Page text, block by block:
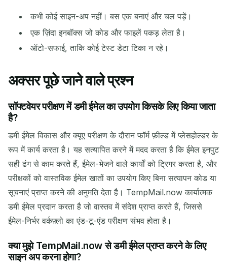
कभी कोई साइन-अप नहीं। बस एक बनाएं और चल पड़ें।
एक ज़िंदा इनबॉक्स जो कोड और फाइलें पकड़ लेता है।
ऑटो-सफाई, ताकि कोई टेस्ट डेटा टिका न रहे।
अक्सर पूछे जाने वाले प्रश्न
सॉफ्टवेयर परीक्षण में डमी ईमेल का उपयोग किसके लिए किया जाता
है?
डमी ईमेल विकास और क्यूए परीक्षण के दौरान फॉर्म फ़ील्ड में प्लेसहोल्डर के
रूप में कार्य करता है। यह सत्यापित करने में मदद करता है कि ईमेल इनपुट
सही ढंग से काम करते हैं, ईमेल-भेजने वाले कार्यों को ट्रिगर करता है, और
परीक्षकों को वास्तविक ईमेल खातों का उपयोग किए बिना सत्यापन कोड या
सूचनाएं प्राप्त करने की अनुमति देता है। TempMail.now कार्यात्मक
डमी ईमेल प्रदान करता है जो वास्तव में संदेश प्राप्त करते हैं, जिससे
ईमेल-निर्भर वर्कफ़्लो का एंड-टू-एंड परीक्षण संभव होता है।
क्या मुझे TempMail.now से डमी ईमेल प्राप्त करने के लिए
साइन अप करना होगा?